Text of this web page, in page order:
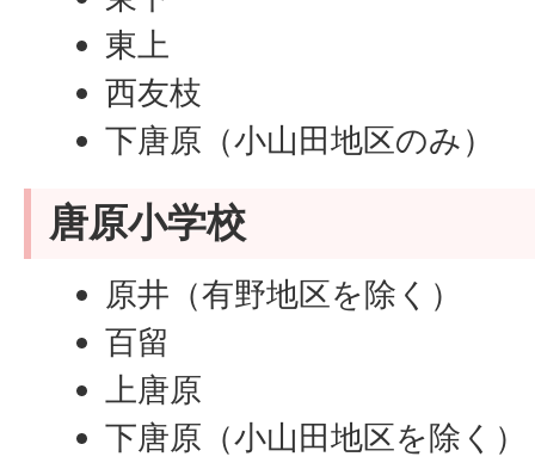
東上
西友枝
下唐原（小山田地区のみ）
唐原小学校
原井（有野地区を除く）
百留
上唐原
下唐原（小山田地区を除く）